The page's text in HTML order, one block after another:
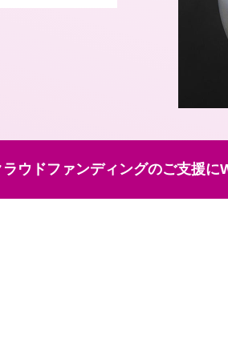
ウドファンディングのご支援に